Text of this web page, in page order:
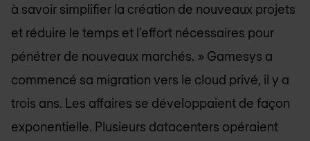
à savoir simplifier la création de nouveaux projets
et réduire le temps et l'effort nécessaires pour
pénétrer de nouveaux marchés. » Gamesys a
commencé sa migration vers le cloud privé, il y a
trois ans. Les affaires se développaient de façon
exponentielle. Plusieurs datacenters opéraient